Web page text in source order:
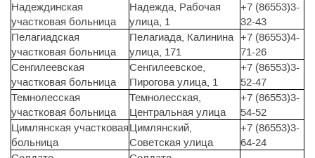
Надеждинская
участковая больница
Надежда, Рабочая
улица, 1
+7 (86553)3-
32-43
Пелагиадская
участковая больница
Пелагиада, Калинина
улица, 171
+7 (86553)4-
71-26
Сенгилеевская
участковая больница
Сенгилеевское,
Пирогова улица, 1
+7 (86553)3-
52-47
Темнолесская
участковая больница
Темнолесская,
Центральная улица
+7 (86553)3-
54-52
Цимлянская участковая
больница
Цимлянский,
Советская улица
+7 (86553)3-
64-24